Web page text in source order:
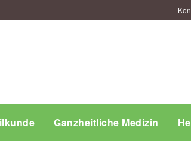
Ganzheitliche Medizin